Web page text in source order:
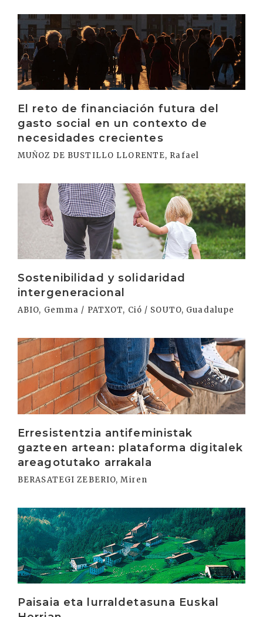
El reto de financiación futura del
gasto social en un contexto de
necesidades crecientes
MUÑOZ DE BUSTILLO LLORENTE, Rafael
Irakurri
Sostenibilidad y solidaridad
intergeneracional
ABIO, Gemma / PATXOT, Ció / SOUTO, Guadalupe
Irakurri
Erresistentzia antifeministak
gazteen artean: plataforma digitalek
areagotutako arrakala
BERASATEGI ZEBERIO, Miren
Irakurri
Paisaia eta lurraldetasuna Euskal
Irakurri